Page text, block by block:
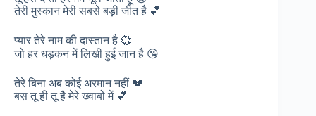
तेरी मुस्कान मेरी सबसे बड़ी जीत है 💕
प्यार तेरे नाम की दास्तान है 💞
जो हर धड़कन में लिखी हुई जान है 😘
तेरे बिना अब कोई अरमान नहीं 💔
बस तू ही तू है मेरे ख्वाबों में 💕